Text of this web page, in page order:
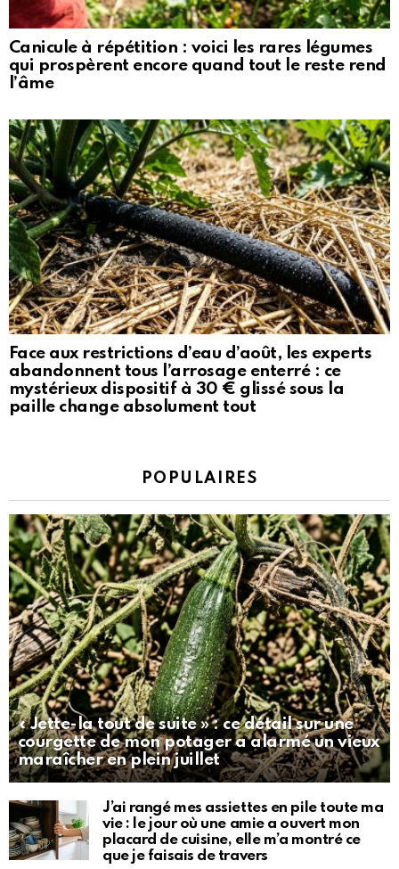
Canicule à répétition : voici les rares légumes
qui prospèrent encore quand tout le reste rend
l’âme
Face aux restrictions d’eau d’août, les experts
abandonnent tous l’arrosage enterré : ce
mystérieux dispositif à 30 € glissé sous la
paille change absolument tout
POPULAIRES
« Jette-la tout de suite » : ce détail sur une
courgette de mon potager a alarmé un vieux
maraîcher en plein juillet
J’ai rangé mes assiettes en pile toute ma
vie : le jour où une amie a ouvert mon
placard de cuisine, elle m’a montré ce
que je faisais de travers